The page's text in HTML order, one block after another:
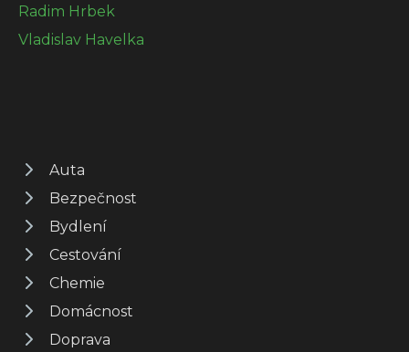
Radim Hrbek
Vladislav Havelka
Auta
Bezpečnost
Bydlení
Cestování
Chemie
Domácnost
Doprava